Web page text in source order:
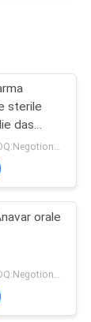
sterile
das
orale
negotionation MOQ:Negotionation